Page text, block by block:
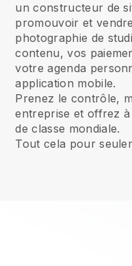
un constructeur de
promouvoir et
photographie de
contenu, vos
votre agenda
application mobile.
Prenez le contrôle,
entreprise et offrez
de classe mondiale.
Tout cela pour